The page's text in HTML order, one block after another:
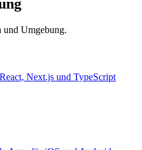
und Umgebung.
Next.js und TypeScript